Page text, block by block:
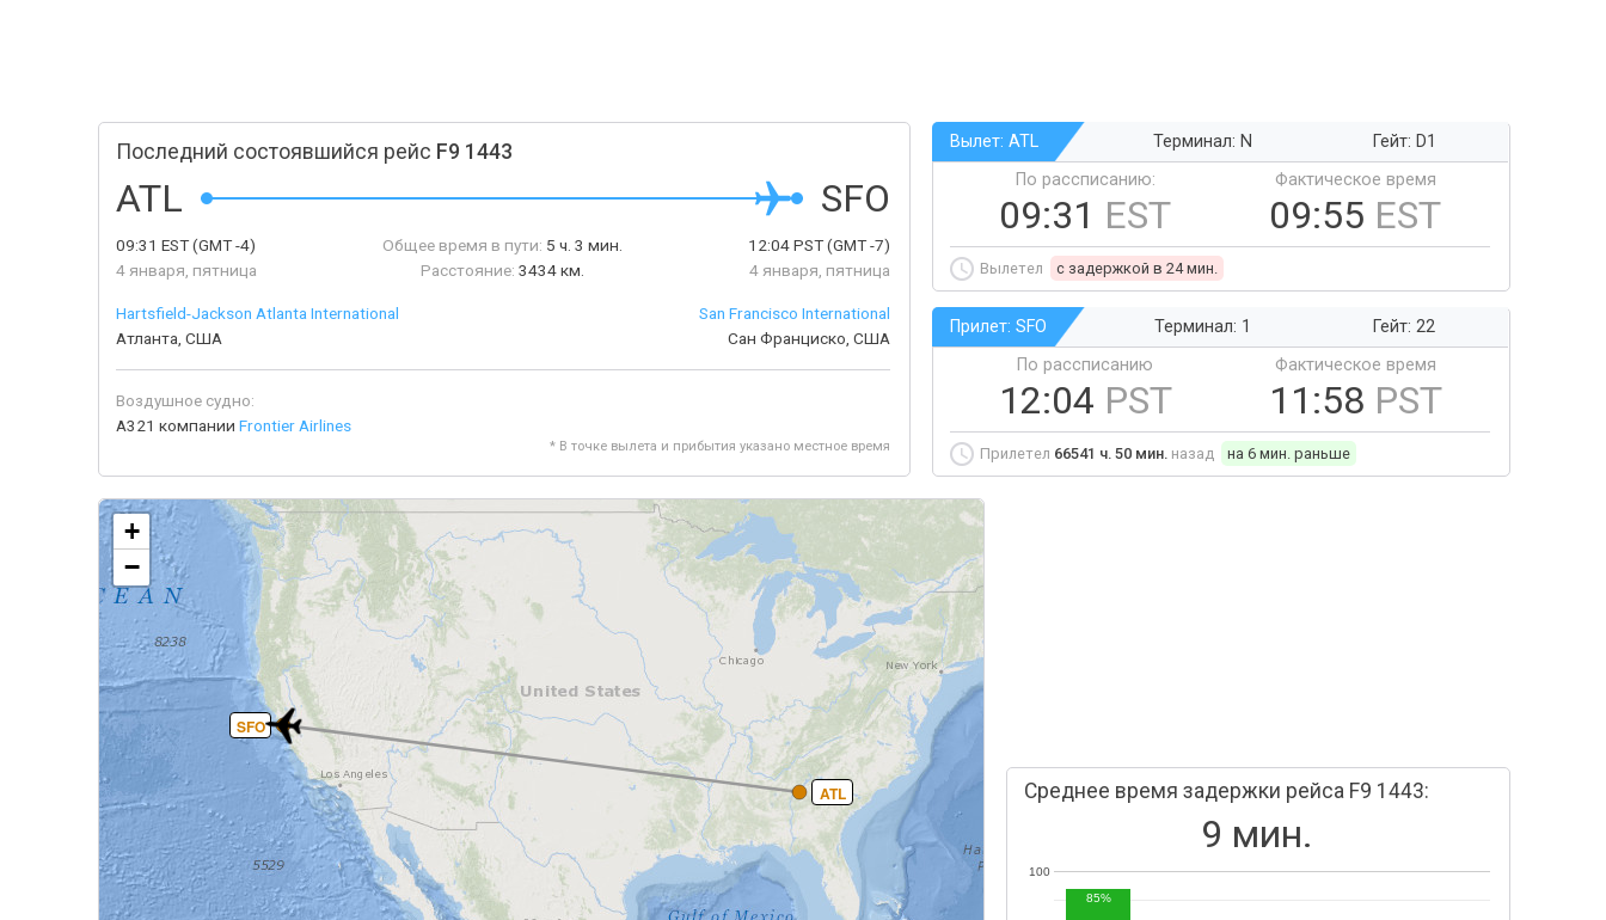
Последний состоявшийся рейс F9 1443
ATL SFO
09:31 EST(GMT -4)
4 января, пятница
Общее время в пути: 5 ч. 3 мин.
Расстояние: 3434 км.
12:04PST(GMT -7)
4 января, пятница
Hartsfield-Jackson Atlanta International
Атланта, США
San Francisco International
Сан Франциско, США
Воздушное судно:
A321 компании Frontier Airlines
* В точке вылета и прибытия указано местное время
Вылет: ATL Терминал: N
Гейт: D1
По рассписанию:
09:31 EST
Фактическое время
09:55 EST
Вылетел c задержкой в 24 мин.
Прилет: SFO Терминал: 1
Гейт: 22
По рассписанию
12:04 PST
Фактическое время
11:58 PST
Прилетел 66541 ч. 50 мин. назад на 6 мин. раньше
ATL
SFO
+
−
Среднее время задержки рейса F9 1443:
9 мин.
100
85%